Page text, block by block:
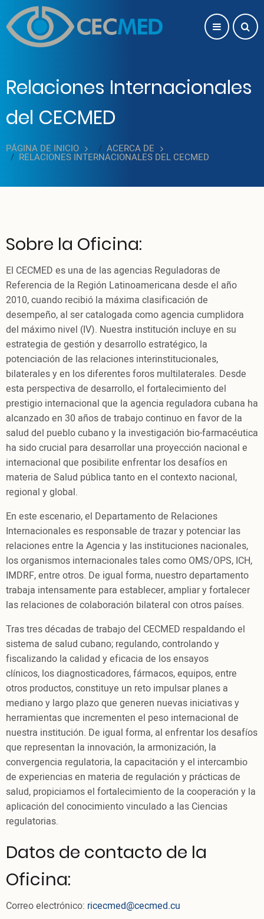
Pasar al contenido principal
Relaciones Internacionales
del CECMED
PÁGINA DE INICIO ACERCA DE
RELACIONES INTERNACIONALES DEL CECMED
Sobre la Oficina:
El CECMED es una de las agencias Reguladoras de
Referencia de la Región Latinoamericana desde el año
2010, cuando recibió la máxima clasificación de
desempeño, al ser catalogada como agencia cumplidora
del máximo nivel (IV). Nuestra institución incluye en su
estrategia de gestión y desarrollo estratégico, la
potenciación de las relaciones interinstitucionales,
bilaterales y en los diferentes foros multilaterales. Desde
esta perspectiva de desarrollo, el fortalecimiento del
prestigio internacional que la agencia reguladora cubana ha
alcanzado en 30 años de trabajo continuo en favor de la
salud del pueblo cubano y la investigación bio-farmacéutica
ha sido crucial para desarrollar una proyección nacional e
internacional que posibilite enfrentar los desafíos en
materia de Salud pública tanto en el contexto nacional,
regional y global.
En este escenario, el Departamento de Relaciones
Internacionales es responsable de trazar y potenciar las
relaciones entre la Agencia y las instituciones nacionales,
los organismos internacionales tales como OMS/OPS, ICH,
IMDRF, entre otros. De igual forma, nuestro departamento
trabaja intensamente para establecer, ampliar y fortalecer
las relaciones de colaboración bilateral con otros países.
Tras tres décadas de trabajo del CECMED respaldando el
sistema de salud cubano; regulando, controlando y
fiscalizando la calidad y eficacia de los ensayos
clínicos, los diagnosticadores, fármacos, equipos, entre
otros productos, constituye un reto impulsar planes a
mediano y largo plazo que generen nuevas iniciativas y
herramientas que incrementen el peso internacional de
nuestra institución. De igual forma, al enfrentar los desafíos
que representan la innovación, la armonización, la
convergencia regulatoria, la capacitación y el intercambio
de experiencias en materia de regulación y prácticas de
salud, propiciamos el fortalecimiento de la cooperación y la
aplicación del conocimiento vinculado a las Ciencias
regulatorias.
Datos de contacto de la
Oficina:
Correo electrónico: ricecmed@cecmed.cu